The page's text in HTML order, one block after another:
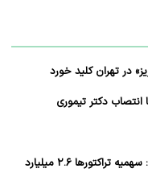
در تهران کلید خورد
دکتر تیموری
مصوبه جدید مجلس برای سوخت کشاورزی: سهمیه تراکتورها ۲.۶ میلیارد